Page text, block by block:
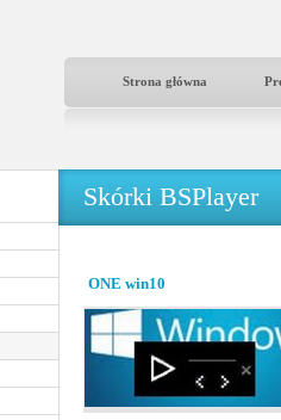
Strona główna
Skórki BSPlayer
ONE win10